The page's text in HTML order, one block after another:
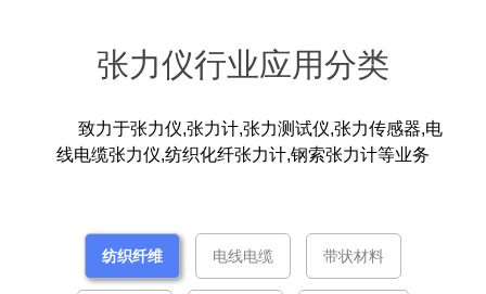
张力仪行业应用分类
致力于张力仪,张力计,张力测试仪,张力传感器,电
线电缆张力仪,纺织化纤张力计,钢索张力计等业务
纺织纤维 电线电缆 带状材料